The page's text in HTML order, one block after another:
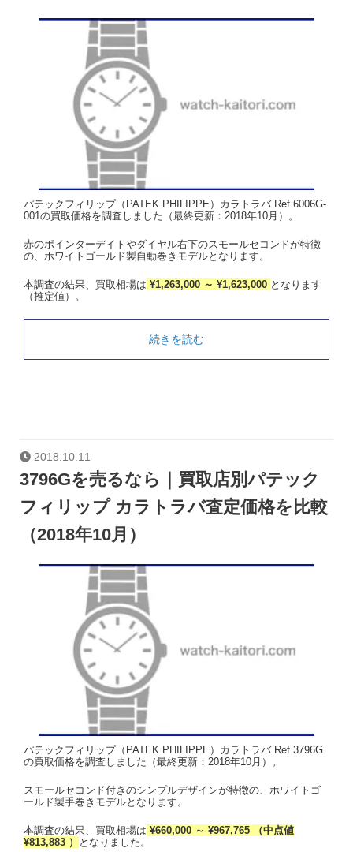
パテックフィリップ（PATEK PHILIPPE）カラトラバ Ref.6006G-
001の買取価格を調査しました（最終更新：2018年10月）。
赤のポインターデイトやダイヤル右下のスモールセコンドが特徴
の、ホワイトゴールド製自動巻きモデルとなります。
本調査の結果、買取相場は ¥1,263,000 ～ ¥1,623,000 となります
（推定値）。
続きを読む
2018.10.11
3796Gを売るなら｜買取店別パテック
フィリップ カラトラバ査定価格を比較
（2018年10月）
パテックフィリップ（PATEK PHILIPPE）カラトラバ Ref.3796G
の買取価格を調査しました（最終更新：2018年10月）。
スモールセコンド付きのシンプルデザインが特徴の、ホワイトゴ
ールド製手巻きモデルとなります。
本調査の結果、買取相場は ¥660,000 ～ ¥967,765 （中点値
¥813,883 ）
となりました。